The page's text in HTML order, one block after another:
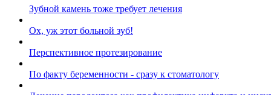
Зубной камень тоже требует лечения
Ох, уж этот больной зуб!
Перспективное протезирование
По факту беременности - сразу к стоматологу